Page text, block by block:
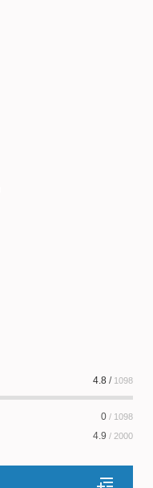
4.8 / 1098
0 / 1098
4.9 / 2000